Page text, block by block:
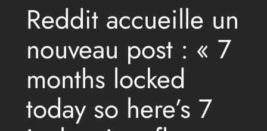
Reddit accueille un
nouveau post : « 7
months locked
today so here’s 7